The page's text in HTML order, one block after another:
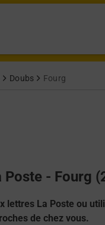
Doubs Fourg
- Fourg
lettres La Poste ou
de chez vous.